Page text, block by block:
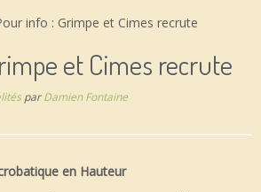
info : Grimpe et Cimes recrute
et Cimes recrute
parDamien Fontaine
en Hauteur